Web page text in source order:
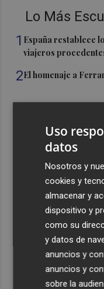
Lo Más
1 España restablece
viajeros
2El homenaje a
Foios se vuelca con
Las '200 vidas' que
cima del cine: un
del actor
Uso
datos
Nosotros y
cookies y
almacenar y
dispositivo y
como su
y datos de
anuncios y
anuncios y
sobre la